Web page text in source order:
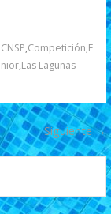
CNSP,Competición,E
,Las Lagunas
Siguiente →